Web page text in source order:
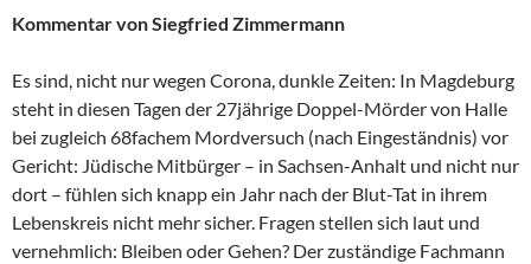
Kommentar von Siegfried Zimmermann
Es sind, nicht nur wegen Corona, dunkle Zeiten: In Magdeburg
steht in diesen Tagen der 27jährige Doppel-Mörder von Halle
bei zugleich 68fachem Mordversuch (nach Eingeständnis) vor
Gericht: Jüdische Mitbürger – in Sachsen-Anhalt und nicht nur
dort – fühlen sich knapp ein Jahr nach der Blut-Tat in ihrem
Lebenskreis nicht mehr sicher. Fragen stellen sich laut und
vernehmlich: Bleiben oder Gehen? Der zuständige Fachmann